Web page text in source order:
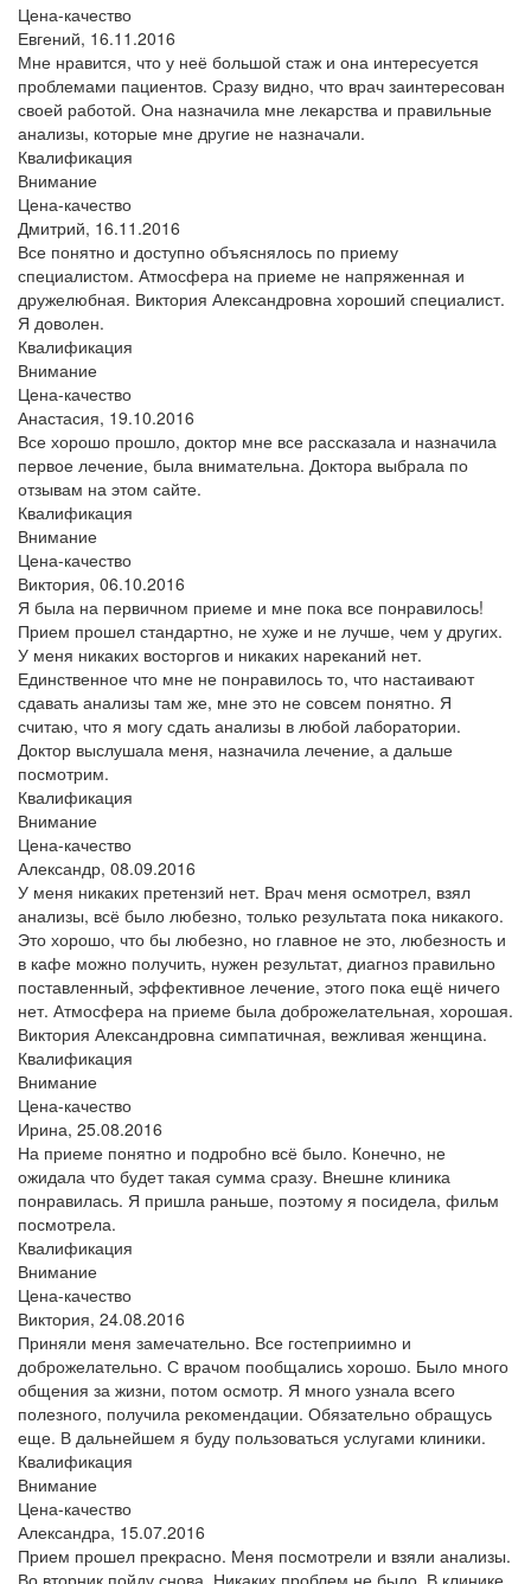
Цена-качество
Евгений, 16.11.2016
Мне нравится, что у неё большой стаж и она интересуется
проблемами пациентов. Сразу видно, что врач заинтересован
своей работой. Она назначила мне лекарства и правильные
анализы, которые мне другие не назначали.
Квалификация
Внимание
Цена-качество
Дмитрий, 16.11.2016
Все понятно и доступно объяснялось по приему
специалистом. Атмосфера на приеме не напряженная и
дружелюбная. Виктория Александровна хороший специалист.
Я доволен.
Квалификация
Внимание
Цена-качество
Анастасия, 19.10.2016
Все хорошо прошло, доктор мне все рассказала и назначила
первое лечение, была внимательна. Доктора выбрала по
отзывам на этом сайте.
Квалификация
Внимание
Цена-качество
Виктория, 06.10.2016
Я была на первичном приеме и мне пока все понравилось!
Прием прошел стандартно, не хуже и не лучше, чем у других.
У меня никаких восторгов и никаких нареканий нет.
Единственное что мне не понравилось то, что настаивают
сдавать анализы там же, мне это не совсем понятно. Я
считаю, что я могу сдать анализы в любой лаборатории.
Доктор выслушала меня, назначила лечение, а дальше
посмотрим.
Квалификация
Внимание
Цена-качество
Александр, 08.09.2016
У меня никаких претензий нет. Врач меня осмотрел, взял
анализы, всё было любезно, только результата пока никакого.
Это хорошо, что бы любезно, но главное не это, любезность и
в кафе можно получить, нужен результат, диагноз правильно
поставленный, эффективное лечение, этого пока ещё ничего
нет. Атмосфера на приеме была доброжелательная, хорошая.
Виктория Александровна симпатичная, вежливая женщина.
Квалификация
Внимание
Цена-качество
Ирина, 25.08.2016
На приеме понятно и подробно всё было. Конечно, не
ожидала что будет такая сумма сразу. Внешне клиника
понравилась. Я пришла раньше, поэтому я посидела, фильм
посмотрела.
Квалификация
Внимание
Цена-качество
Виктория, 24.08.2016
Приняли меня замечательно. Все гостеприимно и
доброжелательно. С врачом пообщались хорошо. Было много
общения за жизни, потом осмотр. Я много узнала всего
полезного, получила рекомендации. Обязательно обращусь
еще. В дальнейшем я буду пользоваться услугами клиники.
Квалификация
Внимание
Цена-качество
Александра, 15.07.2016
Прием прошел прекрасно. Меня посмотрели и взяли анализы.
Во вторник пойду снова. Никаких проблем не было. В клинике